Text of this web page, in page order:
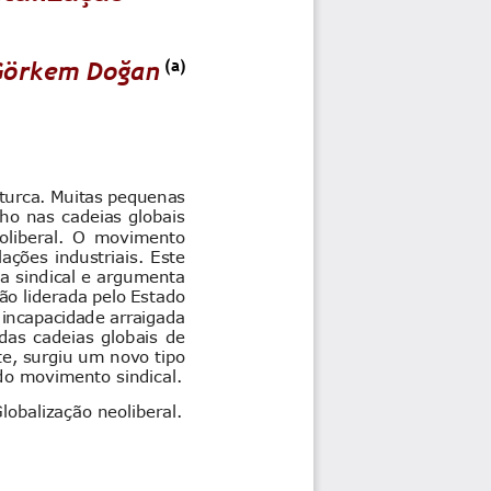
Doğan (a)
Muitas pequenas
nas cadeias globais
O  movimento
industriais. Este
sindical e argumenta
liderada pelo Estado
arraigada
cadeias globais de
surgiu um novo tipo
movimento sindical
neoliberal.